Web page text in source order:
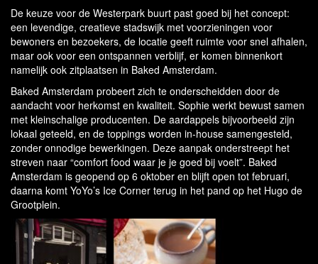
De keuze voor de Westerpark buurt past goed bij het concept:
een levendige, creatieve stadswijk met voorzieningen voor
bewoners en bezoekers, de locatie geeft ruimte voor snel afhalen,
maar ook voor een ontspannen verblijf, er komen binnenkort
namelijk ook zitplaatsen in Baked Amsterdam.
Baked Amsterdam probeert zich te onderscheidden door de
aandacht voor herkomst en kwaliteit. Sophie werkt bewust samen
met kleinschalige producenten. De aardappels bijvoorbeeld zijn
lokaal geteeld, en de toppings worden in‑house samengesteld,
zonder onnodige bewerkingen. Deze aanpak onderstreept het
streven naar “comfort food waar je je goed bij voelt”. Baked
Amsterdam is geopend op 6 oktober en blijft open tot februari,
daarna komt YoYo’s Ice Corner terug in het pand op het Hugo de
Grootplein.